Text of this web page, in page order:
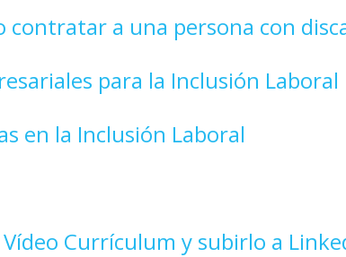
contratar a una persona con
para la Inclusión Laboral
en la Inclusión Laboral
Currículum y subirlo a